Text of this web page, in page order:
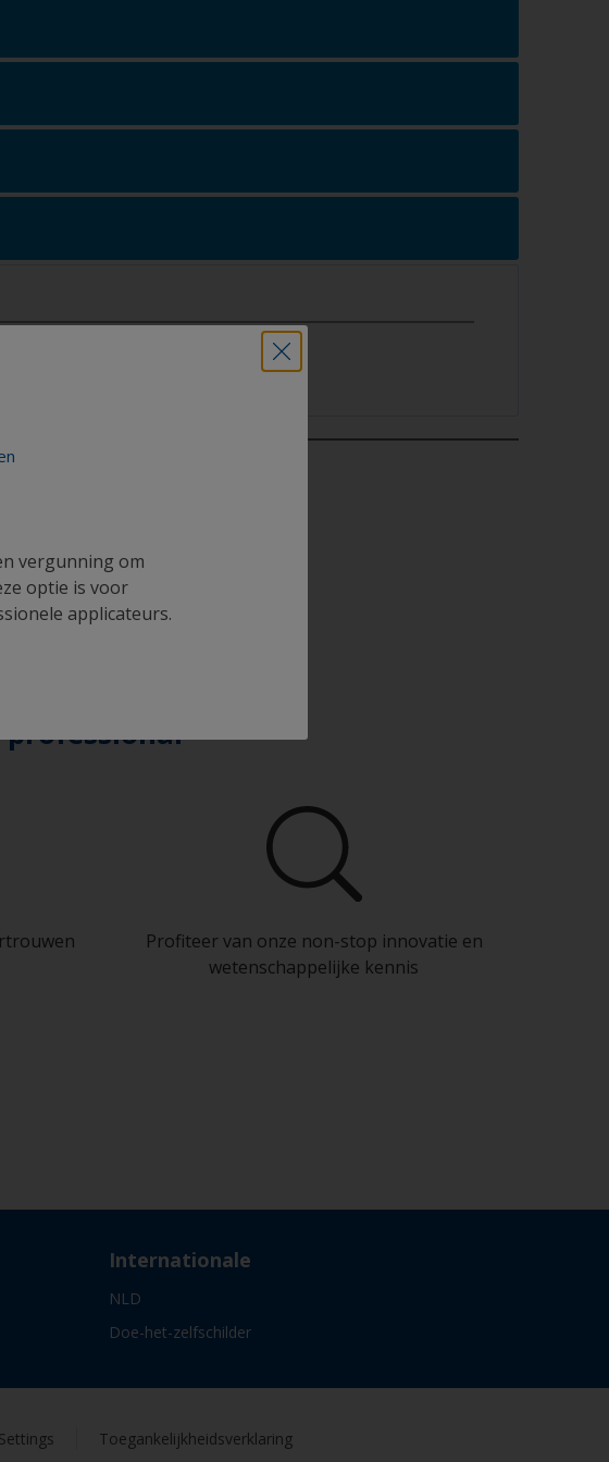
vergunning om
optie is voor
applicateurs.
professional
Profiteer van onze non-stop innovatie en
wetenschappelijke kennis
Internationale
NLD
Doe-het-zelfschilder
Toegankelijkheidsverklaring